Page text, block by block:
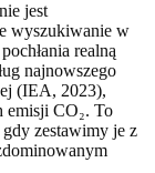
nie jest
wyszukiwanie w
realną
najnowszego
(IEA, 2023),
emisji CO₂. To
zestawimy je z